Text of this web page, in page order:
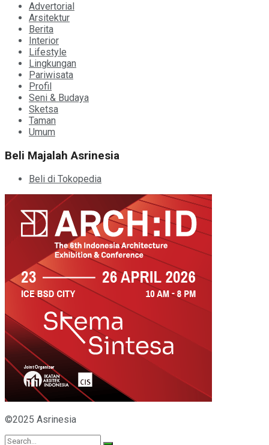
Advertorial
Arsitektur
Berita
Interior
Lifestyle
Lingkungan
Pariwisata
Profil
Seni & Budaya
Sketsa
Taman
Umum
Beli Majalah Asrinesia
Beli di Tokopedia
©2025 Asrinesia